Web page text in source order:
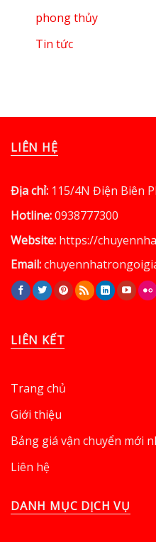
phong thủy
Tin tức
LIÊN HỆ
Địa chỉ: 115/4N Điện Biên
Hotline:0938777300
Website: https://
Email:
LIÊN KẾT
Trang chủ
Giới thiệu
Bảng giá vận chuyển mới
Liên hệ
DANH MỤC DỊCH VỤ